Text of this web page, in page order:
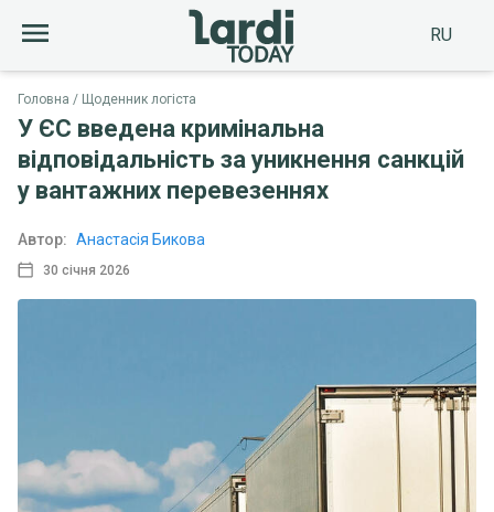
RU
Головна Щоденник логіста
У ЄС введена кримінальна
відповідальність за уникнення санкцій
у вантажних перевезеннях
30 січня 2026
Автор: Анастасія Бикова